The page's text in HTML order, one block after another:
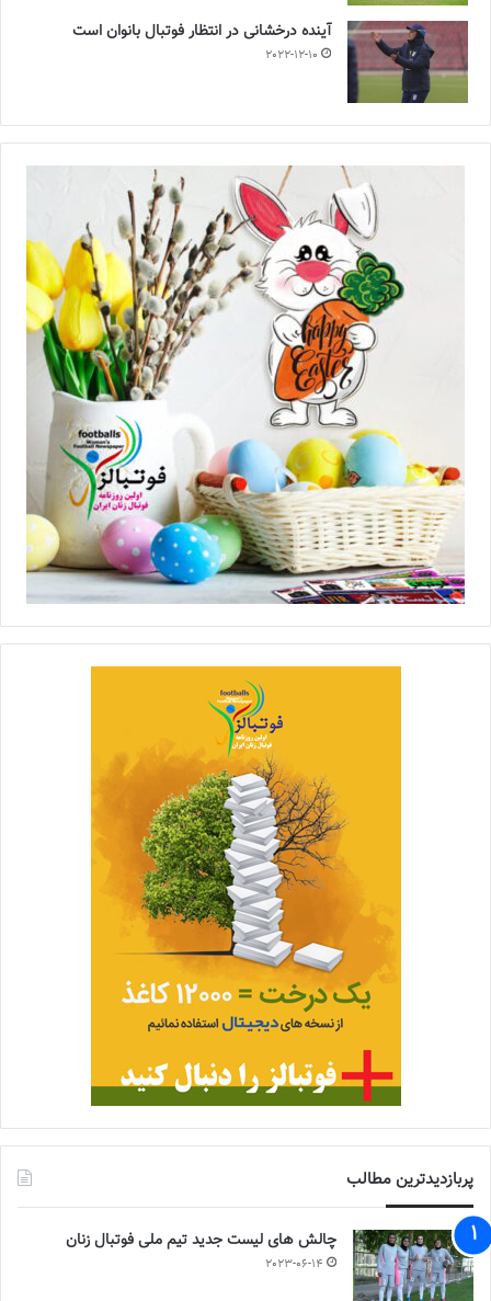
آینده درخشانی در انتظار فوتبال بانوان است
2022-12-10
پربازدیدترین مطالب
چالش هاى ليست جدید تيم ملى فوتبال زنان
2023-06-14